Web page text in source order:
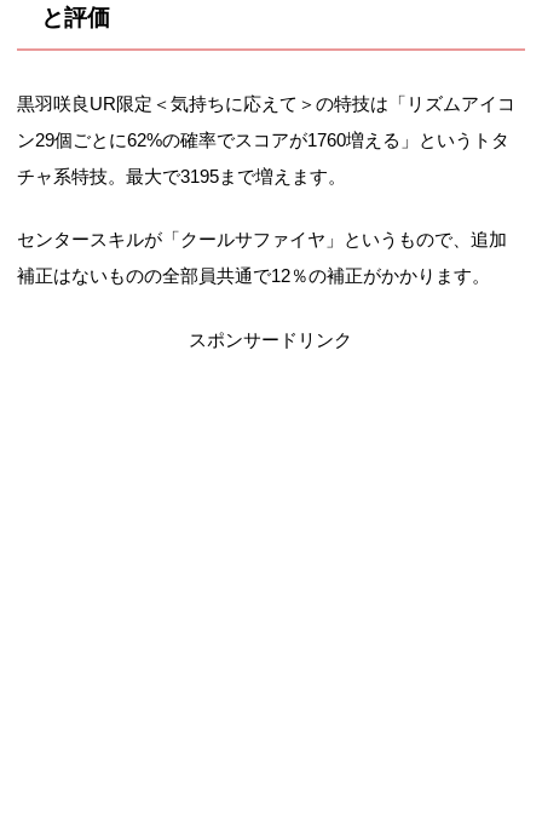
と評価
黒羽咲良UR限定＜気持ちに応えて＞の特技は「リズムアイコ
ン29個ごとに62%の確率でスコアが1760増える」というトタ
チャ系特技。最大で3195まで増えます。
センタースキルが「クールサファイヤ」というもので、追加
補正はないものの全部員共通で12％の補正がかかります。
スポンサードリンク